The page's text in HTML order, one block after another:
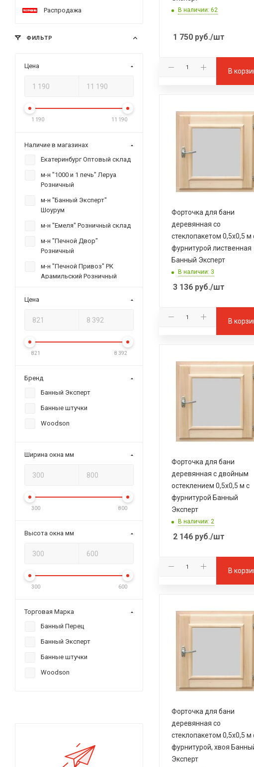
В наличии: 62
1 750 руб./шт
В
Форточка для бани
деревянная со
стеклопакетом 0,5х0,5 м
фурнитурой лиственная
Банный Эксперт
В наличии: 3
3 136 руб./шт
В
Форточка для бани
деревянная с двойным
остеклением 0,5х0,5 м с
фурнитурой Банный
Эксперт
В наличии: 2
2 146 руб./шт
В
Форточка для бани
деревянная со
стеклопакетом 0,5х0,5 м
фурнитурой, хвоя
Эксперт
Распродажа
ФИЛЬТР
Цена
1 190 11 190
Наличие в магазинах
Екатеринбург Оптовый склад
м-н "1000 и 1 печь" Леруа
Розничный
м-н "Банный Эксперт"
Шоурум
м-н "Емеля" Розничный склад
м-н "Печной Двор"
Розничный
м-н "Печной Привоз" РК
Арамильский Розничный
м-н "Про Печи" РК
Цена
821 8 392
Бренд
Банный Эксперт
Банные штучки
Woodson
Ширина окна мм
300 800
Высота окна мм
300 600
Торговая Марка
Банный Перец
Банный Эксперт
Банные штучки
Woodson